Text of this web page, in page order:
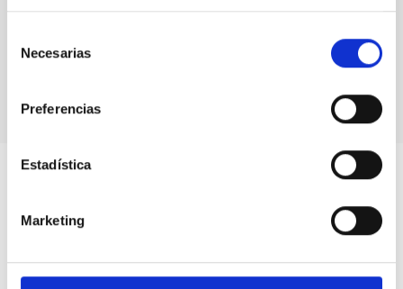
Necesarias
Preferencias
Estadística
Marketing
LOTUS
Instrumento